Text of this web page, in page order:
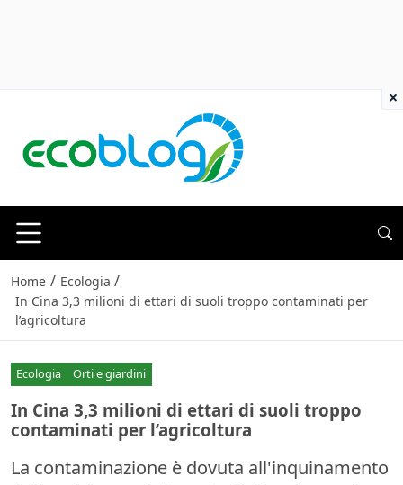
Home / Ecologia /
In Cina 3,3 milioni di ettari di suoli troppo contaminati per
l’agricoltura
Ecologia Orti e giardini
In Cina 3,3 milioni di ettari di suoli troppo
contaminati per l’agricoltura
La contaminazione è dovuta all'inquinamento
×